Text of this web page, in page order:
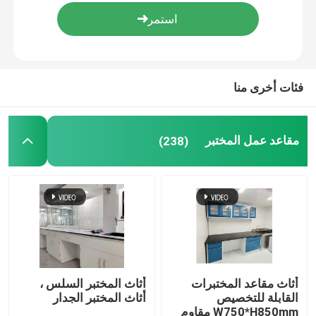
جولة في المعمل
طلب اقتباس
مقاعد عمل المختبر
غطاء الدخان المختبر
فئات أخرى منا
مقاعد عمل المختبر (238)
أثاث مقاعد المختبرات
القابلة للتخصيص
W750*H850mm مقاوم
أثاث المختبر السلس ،
أثاث المختبر الجدار